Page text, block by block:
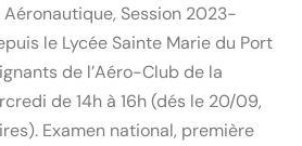
Aéronautique, Session 2023-
le Lycée Sainte Marie du Port
de l’Aéro-Club de la
de 14h à 16h (dés le 20/09,
Examen national, première